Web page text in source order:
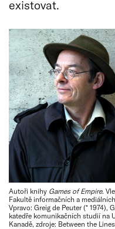
existovat.
Autoři knihy Games of Empire.
Fakultě informačních a
Vpravo: Greig de Peuter (* 1974),
katedře komunikačních studií na
Kanadě, zdroje: Between the